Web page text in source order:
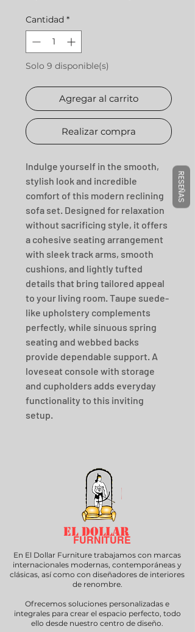
Cantidad *
Solo 9 disponible(s)
Agregar al carrito
Realizar compra
Indulge yourself in the smooth,
stylish look and incredible
comfort of this modern reclining
sofa set. Designed for relaxation
without sacrificing style, it offers
a cohesive seating arrangement
with sleek track arms, smooth
cushions, and lightly tufted
details that bring tailored appeal
to your living room. Taupe suede-
like upholstery complements
perfectly, while sinuous spring
seating and webbed backs
provide dependable support. A
loveseat console with storage
and cupholders adds everyday
functionality to this inviting
setup.
EL DOLLAR
FURNITURE
En El Dollar Furniture trabajamos con marcas
internacionales modernas, contemporáneas y
clásicas, así como con diseñadores de interiores
de renombre.
Ofrecemos soluciones personalizadas e
integrales para crear el espacio perfecto, todo
ello desde nuestro centro de diseño.
RESEÑAS